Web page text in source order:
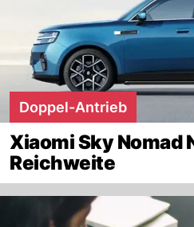
Doppel-Antrieb
Xiaomi Sky Nomad
Reichweite